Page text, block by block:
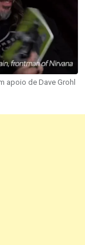
apoio de Dave Grohl